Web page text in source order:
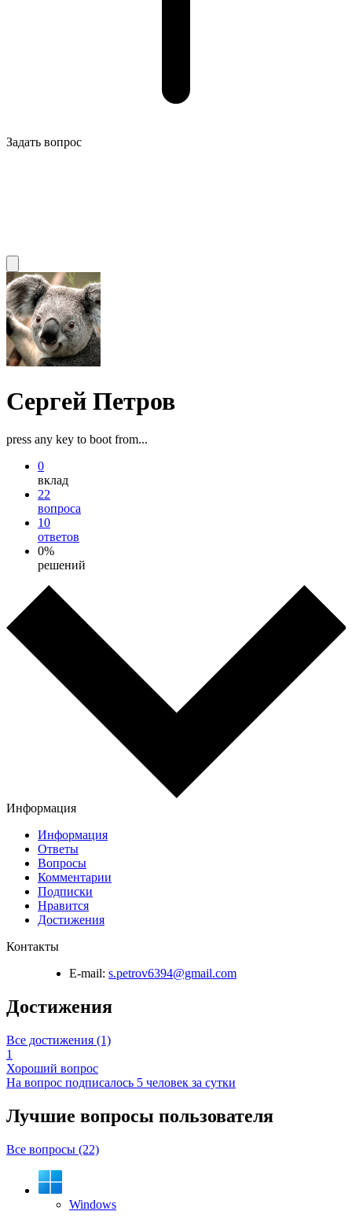
Задать вопрос
Сергей Петров
press any key to boot from...
0
вклад
22
вопроса
10
ответов
0%
решений
Информация
Информация
Ответы
Вопросы
Комментарии
Подписки
Нравится
Достижения
Контакты
E-mail: s.petrov6394@gmail.com
Достижения
Все достижения (1)
1
Хороший вопрос
На вопрос подписалось 5 человек за сутки
Лучшие вопросы пользователя
Все вопросы (22)
Windows